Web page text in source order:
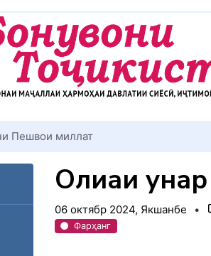
ДАР ХУД ТАШАККУЛ ДИҲЕМ
Олиҳаи ҳунар
06 октябр 2024, Якшанбе
Фарҳанг